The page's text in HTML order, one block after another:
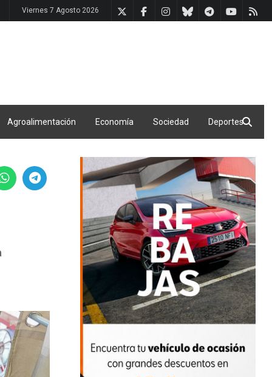
Viernes 7 Agosto 2026
Agroalimentación Economía Sociedad Deportes